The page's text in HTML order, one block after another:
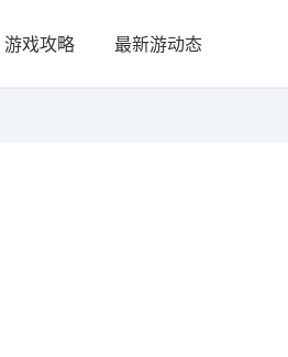
游戏攻略 最新游动态